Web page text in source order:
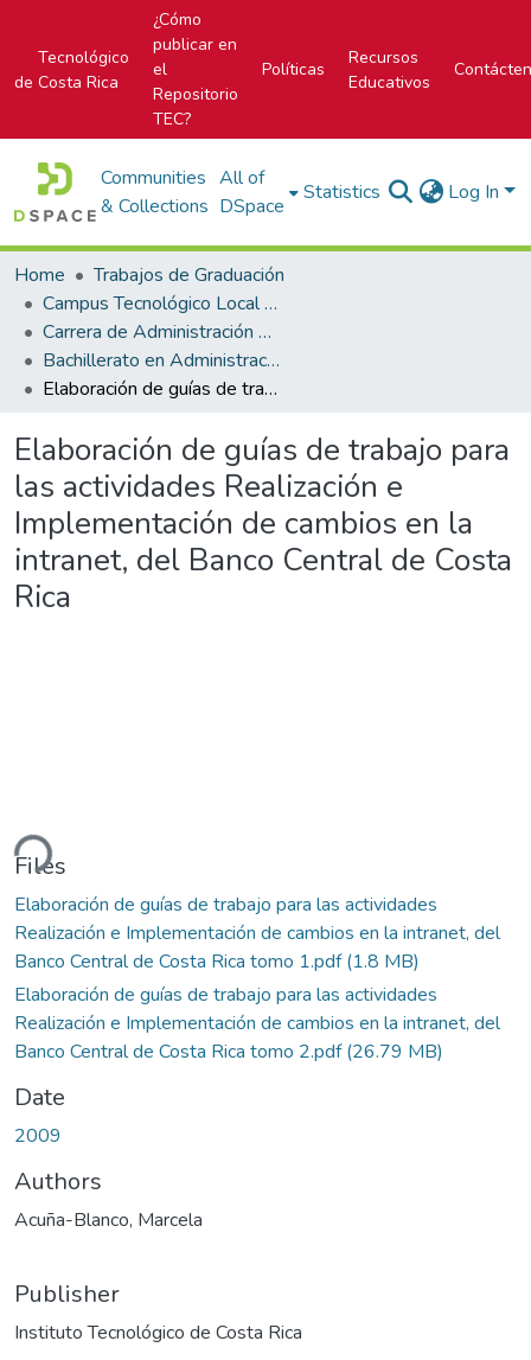
Tecnológico
de Costa Rica
¿Cómo
publicar en
el
Repositorio
TEC?
Políticas
Recursos
Educativos
Communities
& Collections
All of
DSpace
Statistics Log In
Home
Trabajos de Graduación
Campus Tecnológico Local San Carlos
Carrera de Administración de Empresas
Bachillerato en Administración de Empresas
Elaboración de guías de trabajo para las actividades Realización e Implementación de cambios en la intranet, del Banco Central de Costa Rica
Elaboración de guías de trabajo para
las actividades Realización e
Implementación de cambios en la
intranet, del Banco Central de Costa
Rica
Files
Elaboración de guías de trabajo para las actividades
Realización e Implementación de cambios en la intranet, del
Banco Central de Costa Rica tomo 1.pdf(1.8 MB)
Elaboración de guías de trabajo para las actividades
Realización e Implementación de cambios en la intranet, del
Banco Central de Costa Rica tomo 2.pdf(26.79 MB)
Date
2009
Authors
Acuña-Blanco, Marcela
Publisher
Instituto Tecnológico de Costa Rica